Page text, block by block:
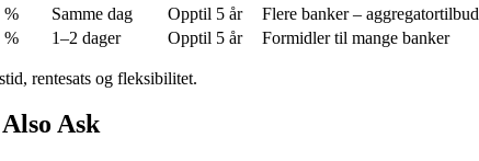
% Samme dag Opptil 5 år
Flere banker – aggregatortilbud
% 1–2 dager Opptil 5 år Formidler til mange banker
rentesats og fleksibilitet.
Ask